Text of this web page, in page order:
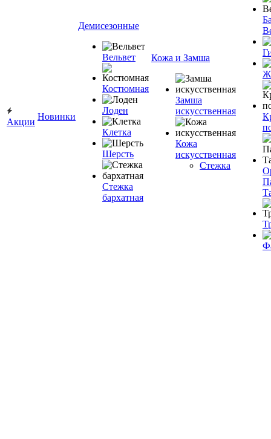
Акции
Новинки
Демисезонные
Вельвет
Костюмная
Лоден
Клетка
Шерсть
Стежка
бархатная
Кожа и Замша
Замша
искусственная
Кожа
искусственная
Стежка